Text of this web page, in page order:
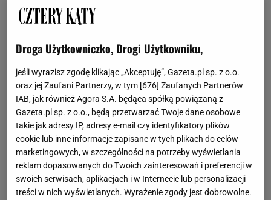
Droga Użytkowniczko, Drogi Użytkowniku,
jeśli wyrazisz zgodę klikając „Akceptuję”, Gazeta.pl sp. z o.o.
oraz jej Zaufani Partnerzy, w tym [ 676 ] Zaufanych Partnerów
IAB, jak również Agora S.A. będąca spółką powiązaną z
Gazeta.pl sp. z o.o., będą przetwarzać Twoje dane osobowe
takie jak adresy IP, adresy e-mail czy identyfikatory plików
cookie lub inne informacje zapisane w tych plikach do celów
marketingowych, w szczególności na potrzeby wyświetlania
reklam dopasowanych do Twoich zainteresowań i preferencji w
swoich serwisach, aplikacjach i w Internecie lub personalizacji
treści w nich wyświetlanych. Wyrażenie zgody jest dobrowolne.